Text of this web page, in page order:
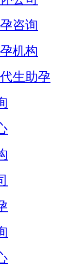
咨询
机构
生助孕